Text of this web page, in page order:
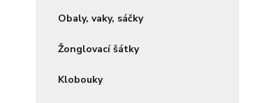
Obaly, vaky, sáčky
Žonglovací šátky
Klobouky